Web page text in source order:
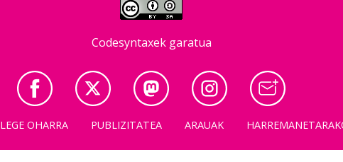
Codesyntaxek garatua
LEGE OHARRA PUBLIZITATEA ARAUAK